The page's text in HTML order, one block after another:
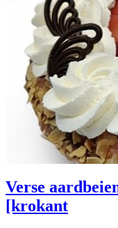
Verse
[krokant